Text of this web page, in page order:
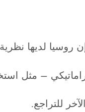
روسيا لديها
– مثل
للتراجع.